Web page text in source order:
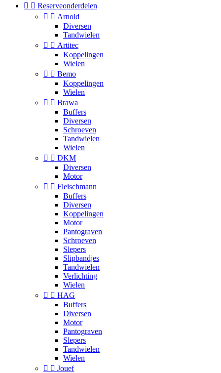
  Reserveonderdelen
  Arnold
Diversen
Tandwielen
  Artitec
Koppelingen
Wielen
  Bemo
Koppelingen
Wielen
  Brawa
Buffers
Diversen
Schroeven
Tandwielen
Wielen
  DKM
Diversen
Motor
  Fleischmann
Buffers
Diversen
Koppelingen
Motor
Pantograven
Schroeven
Slepers
Slipbandjes
Tandwielen
Verlichting
Wielen
  HAG
Buffers
Diversen
Motor
Pantograven
Slepers
Tandwielen
Wielen
  Jouef